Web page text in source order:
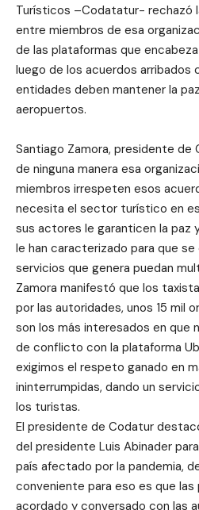
Turísticos –Codatatur- rechazó
entre miembros de esa
de las plataformas que
luego de los acuerdos arribados
entidades deben mantener la
aeropuertos.
Santiago Zamora, presidente de
de ninguna manera esa
miembros irrespeten esos
necesita el sector turístico en
sus actores le garanticen la paz
le han caracterizado para que
servicios que genera puedan
Zamora manifestó que los
por las autoridades, unos 15 mil
son los más interesados en que
de conflicto con la plataforma
exigimos el respeto ganado en
ininterrumpidas, dando un
los turistas.
El presidente de Codatur
del presidente Luis Abinader
país afectado por la pandemia,
conveniente para eso es que
acordado y conversado con las